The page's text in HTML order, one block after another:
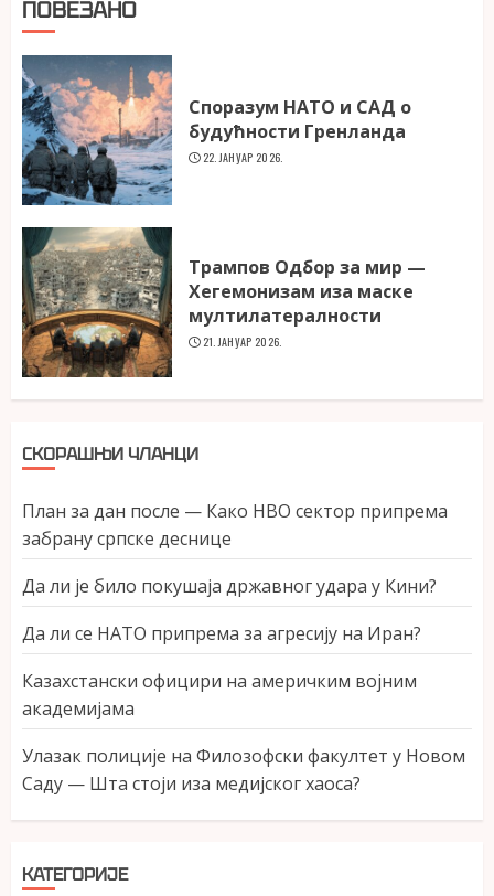
ПОВЕЗАНО
Споразум НАТО и САД о
будућности Гренланда
22. ЈАНУАР 2026.
Трампов Одбор за мир —
Хегемонизам иза маске
мултилатералности
21. ЈАНУАР 2026.
СКОРАШЊИ ЧЛАНЦИ
План за дан после — Како НВО сектор припрема
забрану српске деснице
Да ли је било покушаја државног удара у Кини?
Да ли се НАТО припрема за агресију на Иран?
Казахстански официри на америчким војним
академијама
Улазак полиције на Филозофски факултет у Новом
Саду — Шта стоји иза медијског хаоса?
КАТЕГОРИЈЕ